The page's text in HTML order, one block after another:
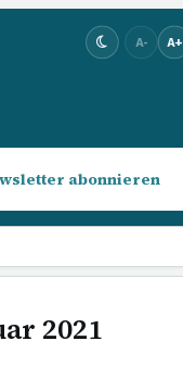
A- A+
abonnieren
2021